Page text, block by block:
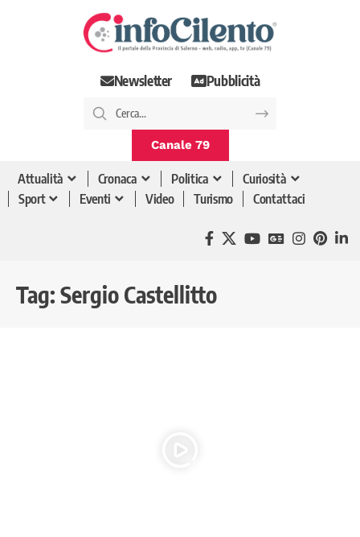
Newsletter Pubblicità
Canale 79
Attualità Cronaca Politica
Curiosità
Sport
Eventi Video Turismo Contattaci
Tag: Sergio Castellitto